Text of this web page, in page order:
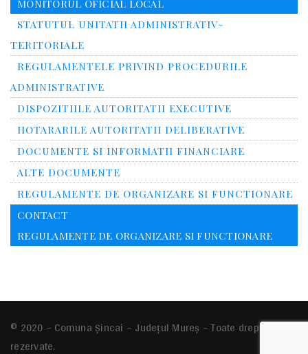
MONITORUL OFICIAL LOCAL
STATUTUL UNITATII ADMINISTRATIV-
TERITORIALE
REGULAMENTELE PRIVIND PROCEDURILE
ADMINISTRATIVE
DISPOZITIILE AUTORITATII EXECUTIVE
HOTARARILE AUTORITATII DELIBERATIVE
DOCUMENTE SI INFORMATII FINANCIARE
ALTE DOCUMENTE
REGULAMENTE DE ORGANIZARE SI FUNCTIONARE
CONTACT
REGULAMENTE DE ORGANIZARE SI FUNCTIONARE
© 2020 – Comuna Şincai – Județul Mureș – Toate drepturile
rezervate.